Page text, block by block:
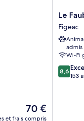
Le
nouveau
70 €
et frais compris
Le
Figeac
Le
Figeac
admis
Wi-Fi
8.6
sur
8,6
153